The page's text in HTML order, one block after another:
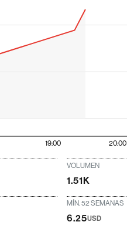
19:00 20:00
VOLUMEN
1.51K
MÍN. 52 SEMANAS
6.25USD